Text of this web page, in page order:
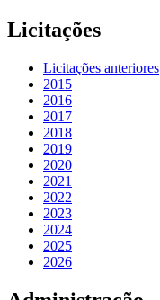
Licitações
Licitações anteriores
2015
2016
2017
2018
2019
2020
2021
2022
2023
2024
2025
2026